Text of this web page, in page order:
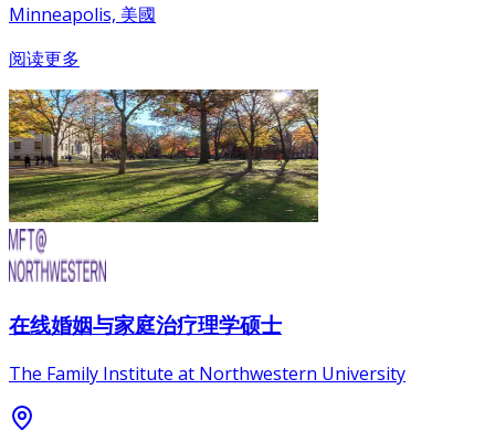
Minneapolis, 美國
阅读更多
在线婚姻与家庭治疗理学硕士
The Family Institute at Northwestern University